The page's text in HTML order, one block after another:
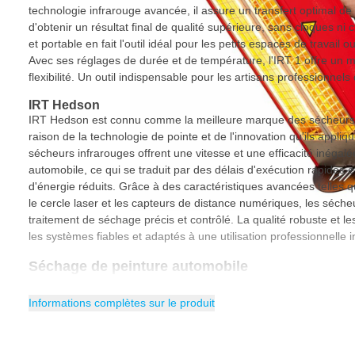
technologie infrarouge avancée, il assure un transfert optimal
d'obtenir un résultat final de qualité supérieure, sans cloques ni
et portable en fait l'outil idéal pour les petits espaces de travail
Avec ses réglages de durée et de température, l'IRT 1 offre un
flexibilité. Un outil indispensable pour les artisans professionnels
IRT Hedson
IRT Hedson est connu comme la meilleure marque des
raison de la technologie de pointe et de l'innovation qu'ils
sécheurs infrarouges offrent une vitesse et une efficacité
automobile, ce qui se traduit par des délais d'exécution rapides
d'énergie réduits. Grâce à des caractéristiques avancées telles
le cercle laser et les capteurs de distance numériques, les
traitement de séchage précis et contrôlé. La qualité robuste et
les systèmes fiables et adaptés à une utilisation professionnelle
Séchage de peinture automobile
la chaleur rayonnante pour durcir la peinture. Au lieu de chauffer
Informations complètes sur le produit